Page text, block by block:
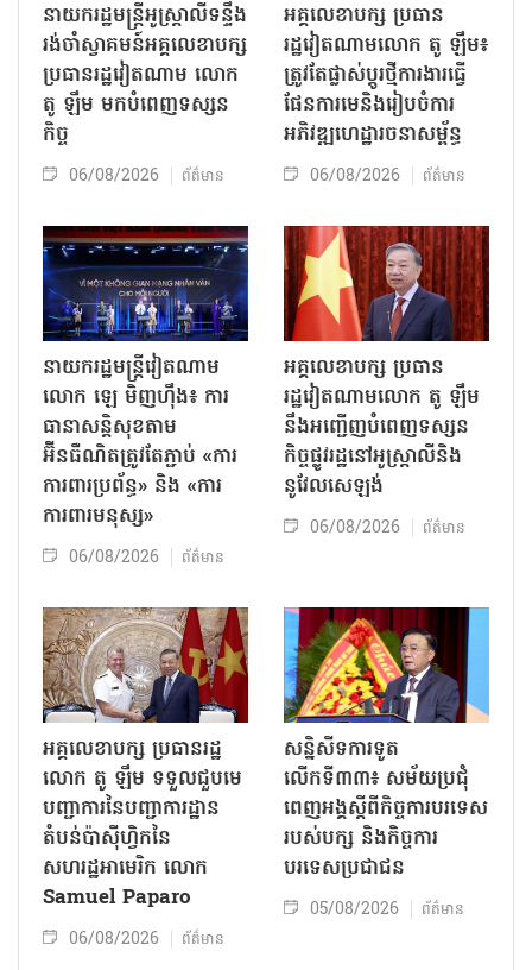
នាយករដ្ឋមន្ត្រីអូស្ត្រាលីទន្ទឹង
រង់ចាំស្វាគមន៍អគ្គលេខាបក្ស
ប្រធានរដ្ឋវៀតណាម លោក
តូ ឡឹម មកបំពេញទស្សន
កិច្ច
06/08/2026 ព័ត៌មាន
អគ្គលេខាបក្ស ប្រធាន
រដ្ឋវៀតណាមលោក តូ ឡឹម៖
ត្រូវតែផ្លាស់ប្ដូរថ្មីការងារធ្វើ
ផែនការមេនិងរៀបចំការ
អភិវឌ្ឍហេដ្ឋារចនាសម្ព័ន្ធ
06/08/2026 ព័ត៌មាន
នាយករដ្ឋមន្ត្រីវៀតណាម
លោក ឡេ មិញហ៊ឹង៖ ការ
ធានាសន្តិសុខតាម
អ៊ីនធឺណិតត្រូវតែភ្ជាប់ «ការ
ការពារប្រព័ន្ធ» និង «ការ
ការពារមនុស្ស»
06/08/2026 ព័ត៌មាន
អគ្គលេខាបក្ស ប្រធាន
រដ្ឋវៀតណាមលោក តូ ឡឹម
នឹងអញ្ជើញបំពេញទស្សន
កិច្ចផ្លូវរដ្ឋនៅអូស្ត្រាលីនិង
នូវែលសេឡង់
06/08/2026 ព័ត៌មាន
អគ្គលេខាបក្ស ប្រធានរដ្ឋ
លោក តូ ឡឹម ទទួលជួបមេ
បញ្ជាការនៃបញ្ជាការដ្ឋាន
តំបន់ប៉ាស៊ីហ្វិកនៃ
សហរដ្ឋអាមេរិក លោក
Samuel Paparo
06/08/2026 ព័ត៌មាន
សន្និសីទការទូត
លើកទី៣៣៖ សម័យប្រជុំ
ពេញអង្គស្តីពីកិច្ច​ការបរទេស
របស់​បក្ស និងកិច្ច​ការ
បរទេសប្រជាជន
05/08/2026 ព័ត៌មាន